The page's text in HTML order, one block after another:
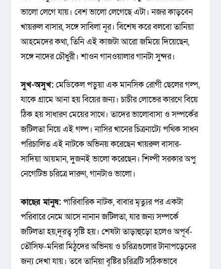
ভালো লেগে যায়। বেশ ভালো লেগেছে এটা। নজর কাড়বেন
খায়রুল বাসার, সঙ্গে সাবিলা নূর। বিশেষ করে বলবো তানিয়া
আহমেদের কথা, তিনি এই কাজটা আরো জমিয়ে দিয়েছেন,
সঙ্গে নাদের চৌধুরী। শাওন গানওয়ালার গানটা সুন্দর।
সুখ-অসুখ: মেডিকেল পড়ুয়া এক মানসিক রোগী ছেলের গল্প,
যাকে গ্রামে আনা হয় বিয়ের জন্য। চাচীর লোভের কারণে বিয়ে
ঠিক হয় সাধারণ মেয়ের সাথে। তাদের ভালোবাসা ও সম্পর্কের
জটিলতা নিয়ে এই গল্প। নাসির খানের চিত্রনাট্যে পথিক সাধন
পরিচালিত এই নাটকে অভিনয় করেছেন খায়রুল বাসার-
সাদিয়া আয়মান, দুজনই ভালো করেছেন। শিল্পী সরকার অপু
নেগেটিভ চরিত্রে দারুণ, গানটাও ভালো।
কাছের মানুষ: পারিবারিক নাটক, বাবার মৃত্যুর পর একটা
পরিবারে নেমে আসে নানান জটিলতা, যার জন্য সম্পর্কে
জটিলতা হয়,দূরত্ব সৃষ্টি হয়। শেষটা তাড়াহুড়ো হলেও অপূর্ব-
তৌসিফ-মনিরা মিঠুদের অভিনয় ও চরিত্রগুলোর টানাপড়েনের
জন্য দেখা যায়। তবে তানিয়া বৃষ্টির চরিত্রটি সঠিকভাবে